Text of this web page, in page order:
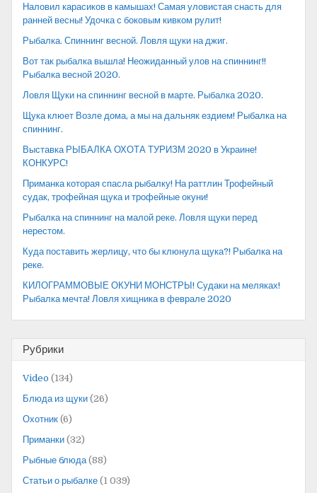
Наловил карасиков в камышах! Самая уловистая снасть для
ранней весны! Удочка с боковым кивком рулит!
Рыбалка. Спиннинг весной. Ловля щуки на джиг.
Вот так рыбалка вышла! Неожиданный улов на спиннинг!!
Рыбалка весной 2020.
Ловля Щуки на спиннинг весной в марте. Рыбалка 2020.
Щука клюет Возле дома, а мы на дальняк ездием! Рыбалка на
спиннинг.
Выставка РЫБАЛКА ОХОТА ТУРИЗМ 2020 в Украине!
КОНКУРС!
Приманка которая спасла рыбалку! На раттлин Трофейный
судак, трофейная щука и трофейные окуни!
Рыбалка на спиннинг на малой реке. Ловля щуки перед
нерестом.
Куда поставить жерлицу, что бы клюнула щука?! Рыбалка на
реке.
КИЛОГРАММОВЫЕ ОКУНИ МОНСТРЫ! Судаки на меляках!
Рыбалка мечта! Ловля хищника в феврале 2020
Рубрики
Video (134)
Блюда из щуки (26)
Охотник (6)
Приманки (32)
Рыбные блюда (88)
Статьи о рыбалке (1 039)